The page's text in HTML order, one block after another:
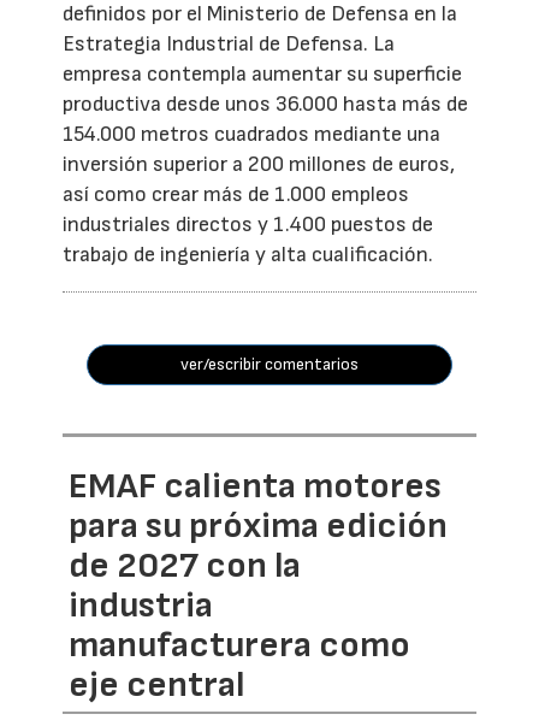
definidos por el Ministerio de Defensa en la
Estrategia Industrial de Defensa. La
empresa contempla aumentar su superficie
productiva desde unos 36.000 hasta más de
154.000 metros cuadrados mediante una
inversión superior a 200 millones de euros,
así como crear más de 1.000 empleos
industriales directos y 1.400 puestos de
trabajo de ingeniería y alta cualificación.
ver/escribir comentarios
EMAF calienta motores
para su próxima edición
de 2027 con la
industria
manufacturera como
eje central